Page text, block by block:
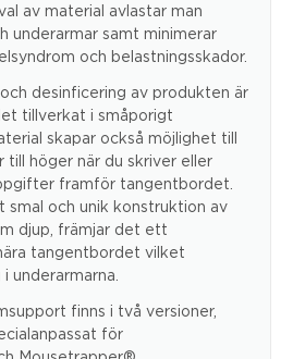
av material avlastar man
underarmar samt minimerar
och belastningsskador.
desinficering av produkten är
tillverkat i småporigt
skapar också möjlighet till
till höger när du skriver eller
framför tangentbordet.
smal och unik konstruktion av
djup, främjar det ett
tangentbordet vilket
underarmarna.
finns i två versioner,
för